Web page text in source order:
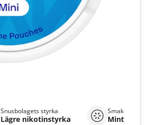
Snusbolagets styrka
Lägre nikotinstyrka
Smak
Mint